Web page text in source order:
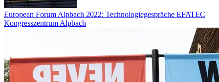
European Forum Alpbach 2022: Technologiegespräche EFATEC
Kongresszentrum Alpbach